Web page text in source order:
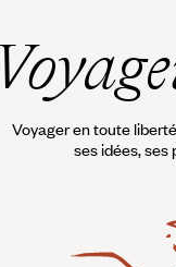
Voyager en toute
ses idées, ses